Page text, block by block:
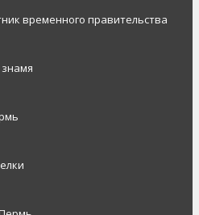
временного правительства